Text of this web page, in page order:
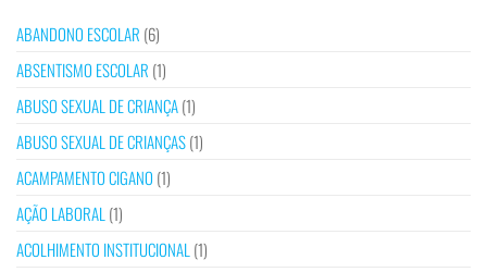
ABANDONO ESCOLAR (6)
ABSENTISMO ESCOLAR (1)
ABUSO SEXUAL DE CRIANÇA(1)
ABUSO SEXUAL DE CRIANÇAS(1)
ACAMPAMENTO CIGANO (1)
AÇÃO LABORAL (1)
ACOLHIMENTO INSTITUCIONAL (1)